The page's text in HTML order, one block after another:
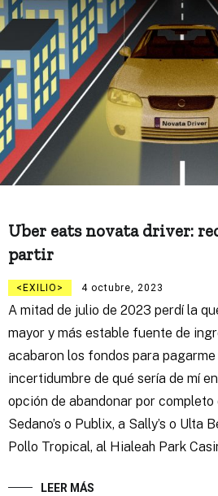
Uber eats novata driver:
partir
EXILIO 4 octubre, 2023
A mitad de julio de 2023 perdí la
mayor y más estable fuente de
acabaron los fondos para
incertidumbre de qué sería de mí
opción de abandonar por completo
Sedano’s o Publix, a Sally’s o Ulta
Pollo Tropical, al Hialeah Park
LEER MÁS